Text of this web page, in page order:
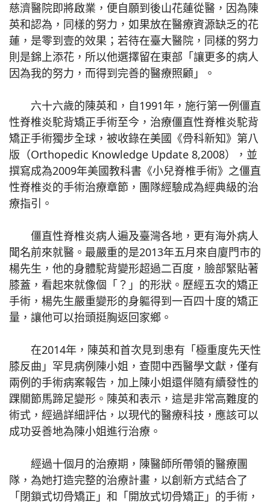
慈濟醫院即將啟業，便自願到後山花蓮從醫，因為陳
英和認為，同樣的努力，如果放在醫療資源缺乏的花
蓮，是零到壹的效果；若待在臺大醫院，同樣的努力
則是錦上添花，所以他選擇留在東部「讓更多的病人
因為我的努力，而得到完善的醫療照顧」。
六十六歲的陳英和，自1991年，施行第一例僵直
性脊椎炎駝背矯正手術至今，治療僵直性脊椎炎駝背
矯正手術獨步全球，被收錄在美國《骨科新知》第八
版（Orthopedic Knowledge Update 8,2008），並
撰寫成為2009年美國教科書《小兒脊椎手術》之僵直
性脊椎炎的手術治療章節，團隊經驗成為經典級的治
療指引。
僵直性脊椎炎病人遍及臺灣各地，更有海外病人
聞名前來就醫。最嚴重的是2013年五月來自廈門市的
楊先生，他的身體駝背變形超過二百度，臉部緊貼著
膝蓋，看起來就像個「？」的形狀。歷經五次的矯正
手術，楊先生嚴重變形的身軀得到一百四十度的矯正
量，讓他可以抬頭挺胸返回家鄉。
在2014年，陳英和首次見到患有「極重度先天性
膝反曲」罕見病例陳小姐，查閱中西醫學文獻，僅有
兩例的手術病案報告，加上陳小姐還伴隨有續發性的
踝關節馬蹄足變形。陳英和表示，這是非常高難度的
術式，經過詳細評估，以現代的醫療科技，應該可以
成功妥善地為陳小姐進行治療。
經過十個月的治療期，陳醫師所帶領的醫療團
隊，為她打造完整的治療計畫，以創新方式結合了
「閉鎖式切骨矯正」和「開放式切骨矯正」的手術，